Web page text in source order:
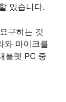
있습니다.
구하는 것
와 마이크를
블렛 PC 중